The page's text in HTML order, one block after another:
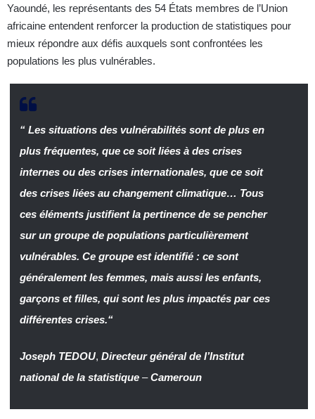
Yaoundé, les représentants des 54 États membres de l’Union
africaine entendent renforcer la production de statistiques pour
mieux répondre aux défis auxquels sont confrontées les
populations les plus vulnérables.
“ Les situations des vulnérabilités sont de plus en
plus fréquentes, que ce soit liées à des crises
internes ou des crises internationales, que ce soit
des crises liées au changement climatique… Tous
ces éléments justifient la pertinence de se pencher
sur un groupe de populations particulièrement
vulnérables. Ce groupe est identifié : ce sont
généralement les femmes, mais aussi les enfants,
garçons et filles, qui sont les plus impactés par ces
différentes crises.“
Joseph TEDOU, Directeur général de l’Institut
national de la statistique–Cameroun